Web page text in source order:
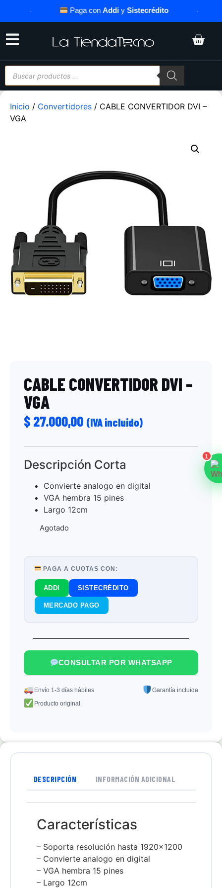
Paga conAddiySistecrédito
Inicio / Convertidores / CABLE CONVERTIDOR DVI –
VGA
CABLE CONVERTIDOR DVI –
VGA
$ 27.000,00 (IVA incluido)
Descripción Corta
Convierte analogo en digital
VGA hembra 15 pines
Largo 12cm
Agotado
PAGA A CUOTAS CON:
ADDI SISTECRÉDITO
MERCADO PAGO
CONSULTAR POR WHATSAPP
Envío 1-3 días hábiles
Garantía incluida
Producto original
DESCRIPCIÓN INFORMACIÓN ADICIONAL
Características
– Soporta resolución hasta 1920×1200
– Convierte analogo en digital
– VGA hembra 15 pines
– Largo 12cm
1